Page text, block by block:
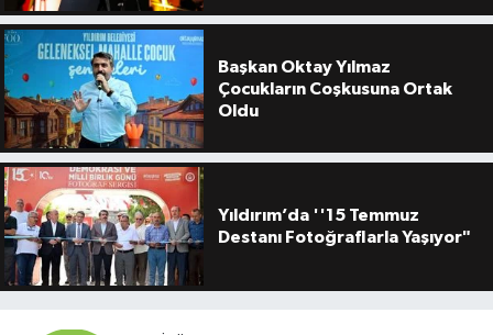
Başkan Oktay Yılmaz
Çocukların Coşkusuna Ortak
Oldu
Yıldırım’da ''15 Temmuz
Destanı Fotoğraflarla Yaşıyor"